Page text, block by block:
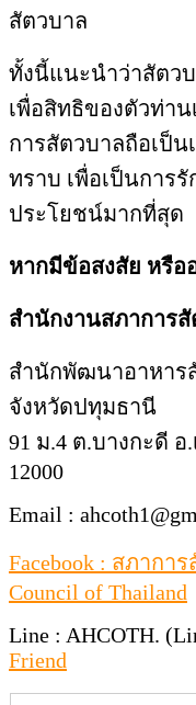
สัตวบาล
ทั้งนี้แนะนำว่าสัตว
เพื่อสิทธิของตัวท่าน
การสัตวบาลถือเป็
ทราบ เพื่อเป็นการ
ประโยชน์มากที่สุด
หากมีข้อสงสัย หรือ
สำนักงานสภาการ
สำนักพัฒนาอาหาร
จังหวัดปทุมธานี
91 ม.4 ต.บางกะดี
12000
Email :
Facebook : สภากา
Council of Thailand
Line : AHCOTH.
Friend